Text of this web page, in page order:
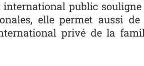
public
elle permet aussi
privé de la